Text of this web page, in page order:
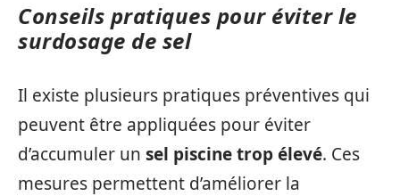
Conseils pratiques pour éviter le
surdosage de sel
Il existe plusieurs pratiques préventives qui
peuvent être appliquées pour éviter
d’accumuler un sel piscine trop élevé. Ces
mesures permettent d’améliorer la